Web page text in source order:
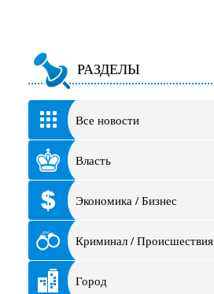
РАЗДЕЛЫ
Все новости
Власть
Экономика / Бизнес
Криминал / Происшествия
Город